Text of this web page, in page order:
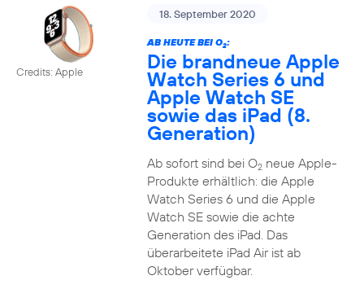
Credits: Apple
18. September 2020
AB HEUTE BEI O2:
Die brandneue Apple
Watch Series 6 und
Apple Watch SE
sowie das iPad (8.
Generation)
Ab sofort sind bei O2neue Apple-
Produkte erhältlich: die Apple
Watch Series 6 und die Apple
Watch SE sowie die achte
Generation des iPad. Das
überarbeitete iPad Air ist ab
Oktober verfügbar.